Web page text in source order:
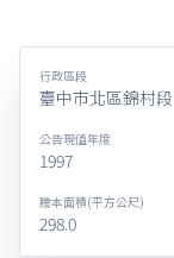
行政區段
臺中市北區錦村段
公告現值年度
1997
謄本面積(平方公尺)
298.0